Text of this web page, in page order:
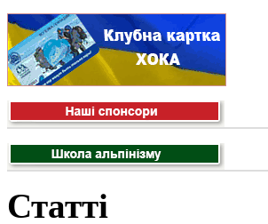
Статті